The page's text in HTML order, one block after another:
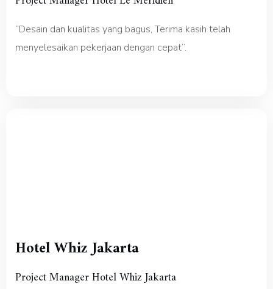
“Desain dan kualitas yang bagus, Terima kasih telah
menyelesaikan pekerjaan dengan cepat”.
Hotel Whiz Jakarta
Project Manager Hotel Whiz Jakarta